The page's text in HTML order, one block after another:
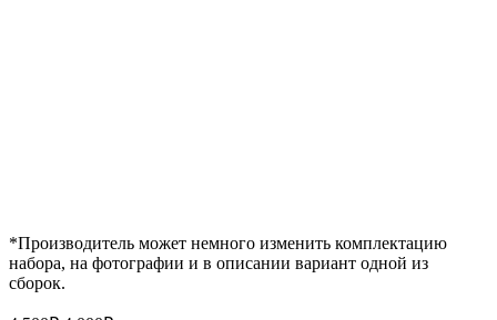
*Производитель может немного изменить комплектацию
набора, на фотографии и в описании вариант одной из
сборок.